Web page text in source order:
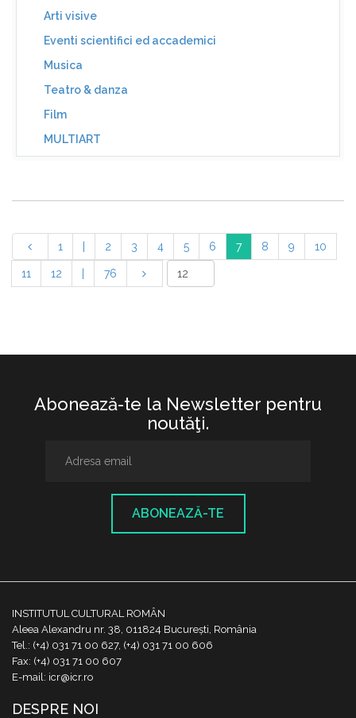
Arti visive
Eventi scientifici ed accademici
Musica
Teatro & danza
Film
MULTIART
1 2 3 4 5 6 7 8 9 10
11 12 76
Abonează-te la Newsletter pentru
noutăţi.
ABONEAZĂ-TE
INSTITUTUL CULTURAL ROMÂN
Aleea Alexandru nr. 38, 011824 București, România
Tel.: (+4) 031 71 00 627, (+4) 031 71 00 606
Fax: (+4) 031 71 00 607
E-mail: icr@icr.ro
DESPRE NOI